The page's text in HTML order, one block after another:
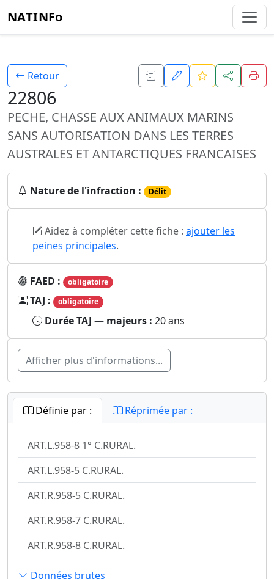
NATINFo
Retour
22806
PECHE, CHASSE AUX ANIMAUX MARINS
SANS AUTORISATION DANS LES TERRES
AUSTRALES ET ANTARCTIQUES FRANCAISES
Nature de l'infraction : Délit
Aidez à compléter cette fiche : ajouter les
peines principales.
FAED : obligatoire
TAJ : obligatoire
Durée TAJ — majeurs : 20 ans
Afficher plus d'informations...
Définie par : Réprimée par :
ART.L.958-8 1° C.RURAL.
ART.L.958-5 C.RURAL.
ART.R.958-5 C.RURAL.
ART.R.958-7 C.RURAL.
ART.R.958-8 C.RURAL.
Données brutes